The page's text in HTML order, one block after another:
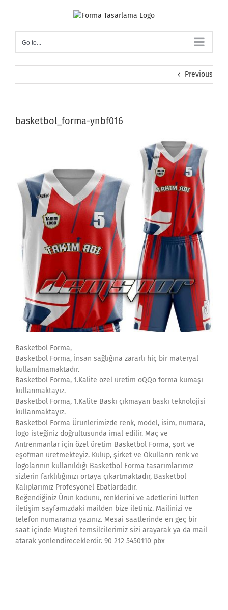
Go to...
Previous
basketbol_forma-ynbf016
Basketbol Forma,
Basketbol Forma, İnsan sağlığına zararlı hiç bir materyal
kullanılmamaktadır.
Basketbol Forma, 1.Kalite özel üretim oQQo forma kumaşı
kullanmaktayız.
Basketbol Forma, 1.Kalite Baskı çıkmayan baskı teknolojisi
kullanmaktayız.
Basketbol Forma Ürünlerimizde renk, model, isim, numara,
logo isteğiniz doğrultusunda imal edilir. Maç ve
Antrenmanlar için özel üretim Basketbol Forma, şort ve
eşofman üretmekteyiz. Kulüp, şirket ve Okulların renk ve
logolarının kullanıldığı Basketbol Forma tasarımlarımız
sizlerin farklılığınızı ortaya çıkartmaktadır, Basketbol
Kalıplarımız Profesyonel Ebatlardadır.
Beğendiğiniz Ürün kodunu, renklerini ve adetlerini lütfen
iletişim sayfamızdaki mailden bize iletiniz. Mailinizi ve
telefon numaranızı yazınız. Mesai saatlerinde en geç bir
saat içinde Müşteri temsilcilerimiz sizi arayarak ya da mail
atarak yönlendireceklerdir. 90 212 5450110 pbx